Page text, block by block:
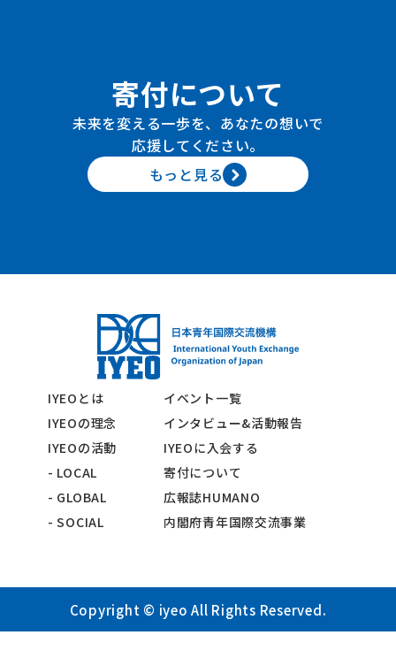
寄付について
未来を変える一歩を、あなたの想いで
応援してください。
もっと見る
IYEOとは
イベント一覧
IYEOの理念
インタビュー&活動報告
IYEOの活動
IYEOに入会する
- LOCAL
寄付について
- GLOBAL
広報誌HUMANO
- SOCIAL
内閣府青年国際交流事業
Copyright © iyeo All Rights Reserved.